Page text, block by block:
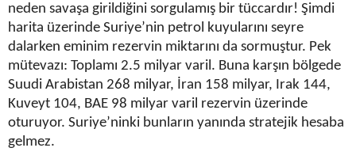
neden savaşa girildiğini sorgulamış bir tüccardır! Şimdi
harita üzerinde Suriye’nin petrol kuyularını seyre
dalarken eminim rezervin miktarını da sormuştur. Pek
mütevazı: Toplamı 2.5 milyar varil. Buna karşın bölgede
Suudi Arabistan 268 milyar, İran 158 milyar, Irak 144,
Kuveyt 104, BAE 98 milyar varil rezervin üzerinde
oturuyor. Suriye’ninki bunların yanında stratejik hesaba
gelmez.